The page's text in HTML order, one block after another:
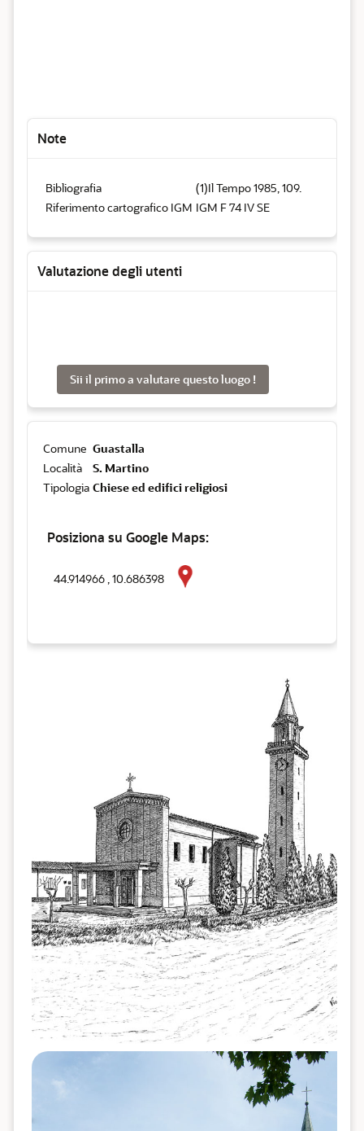
Note
Bibliografia
(1)Il Tempo 1985, 109.
Riferimento cartografico IGM IGM F 74 IV SE
Valutazione degli utenti
Sii il primo a valutare questo luogo !
Comune Guastalla
Località
S. Martino
Tipologia Chiese ed edifici religiosi
Posiziona su Google Maps:
44.914966 , 10.686398